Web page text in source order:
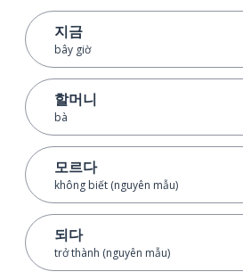
지금
bây giờ
할머니
bà
모르다
không biết (nguyên mẫu)
되다
trở thành (nguyên mẫu)